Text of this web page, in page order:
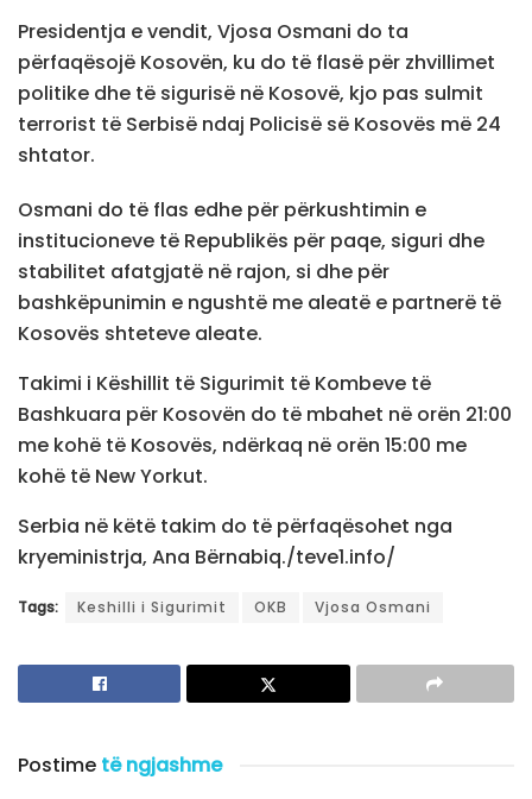
Presidentja e vendit, Vjosa Osmani do ta
përfaqësojë Kosovën, ku do të flasë për zhvillimet
politike dhe të sigurisë në Kosovë, kjo pas sulmit
terrorist të Serbisë ndaj Policisë së Kosovës më 24
shtator.
Osmani do të flas edhe për përkushtimin e
institucioneve të Republikës për paqe, siguri dhe
stabilitet afatgjatë në rajon, si dhe për
bashkëpunimin e ngushtë me aleatë e partnerë të
Kosovës shteteve aleate.
Takimi i Këshillit të Sigurimit të Kombeve të
Bashkuara për Kosovën do të mbahet në orën 21:00
me kohë të Kosovës, ndërkaq në orën 15:00 me
kohë të New Yorkut.
Serbia në këtë takim do të përfaqësohet nga
kryeministrja, Ana Bërnabiq./teve1.info/
Tags: Keshilli i Sigurimit OKB Vjosa Osmani
Postime të ngjashme